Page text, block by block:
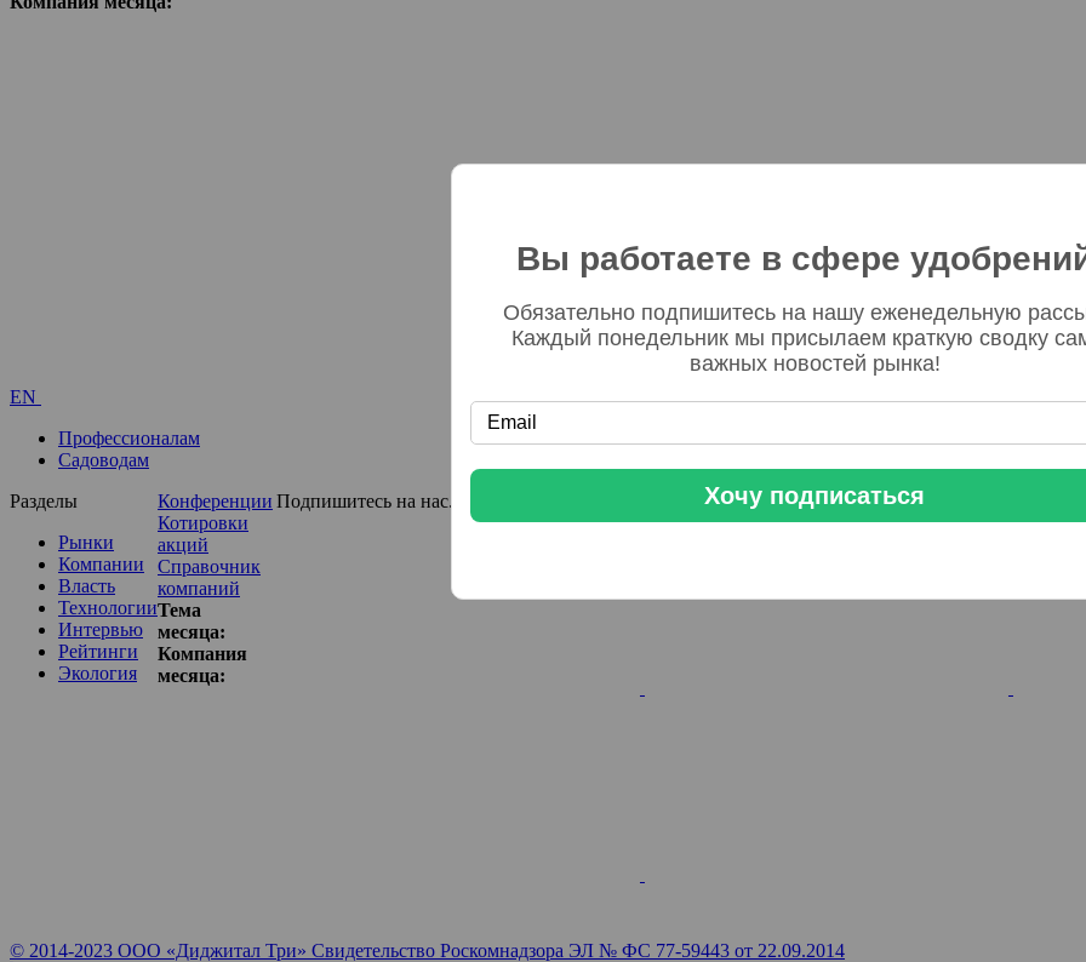
EN
Профессионалам
Садоводам
Разделы
Рынки
Компании
Власть
Технологии
Интервью
Рейтинги
Экология
Конференции
Котировки
акций
Справочник
компаний
Тема
месяца:
Компания
месяца:
Подпишитесь на нас...
© 2014-2023 ООО «Диджитал Три» Свидетельство Роскомнадзора ЭЛ № ФС 77-59443 от 22.09.2014
Вы работаете в сфере
Обязательно подпишитесь на нашу еженедельную
Каждый понедельник мы присылаем краткую сводку
важных новостей рынка!
Хочу подписаться